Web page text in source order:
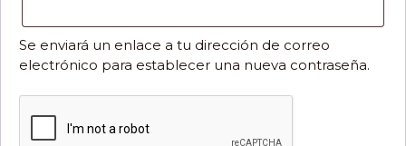
Se enviará un enlace a tu dirección de correo
electrónico para establecer una nueva contraseña.